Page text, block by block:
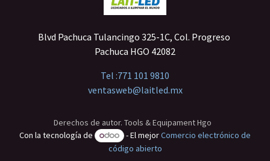
Blvd Pachuca Tulancingo 325-1C, Col. Progreso
Pachuca HGO 42082
Tel :771 101 9810
ventasweb@laitled.mx
Derechos de autor. Tools & Equipament Hgo
Con la tecnología de
- El mejorComercio electrónico de
código abierto